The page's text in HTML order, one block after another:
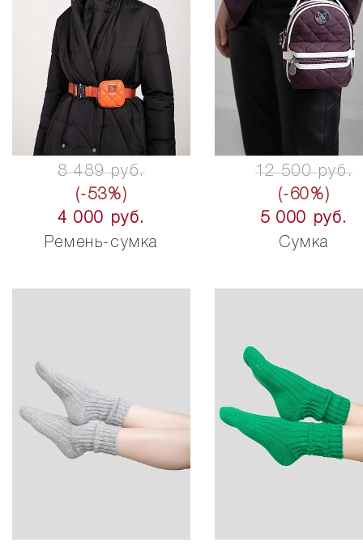
8 489 руб.
(-53%)
4 000 руб.
Ремень-сумка
12 500 руб.
(-60%)
5 000 руб.
Сумка